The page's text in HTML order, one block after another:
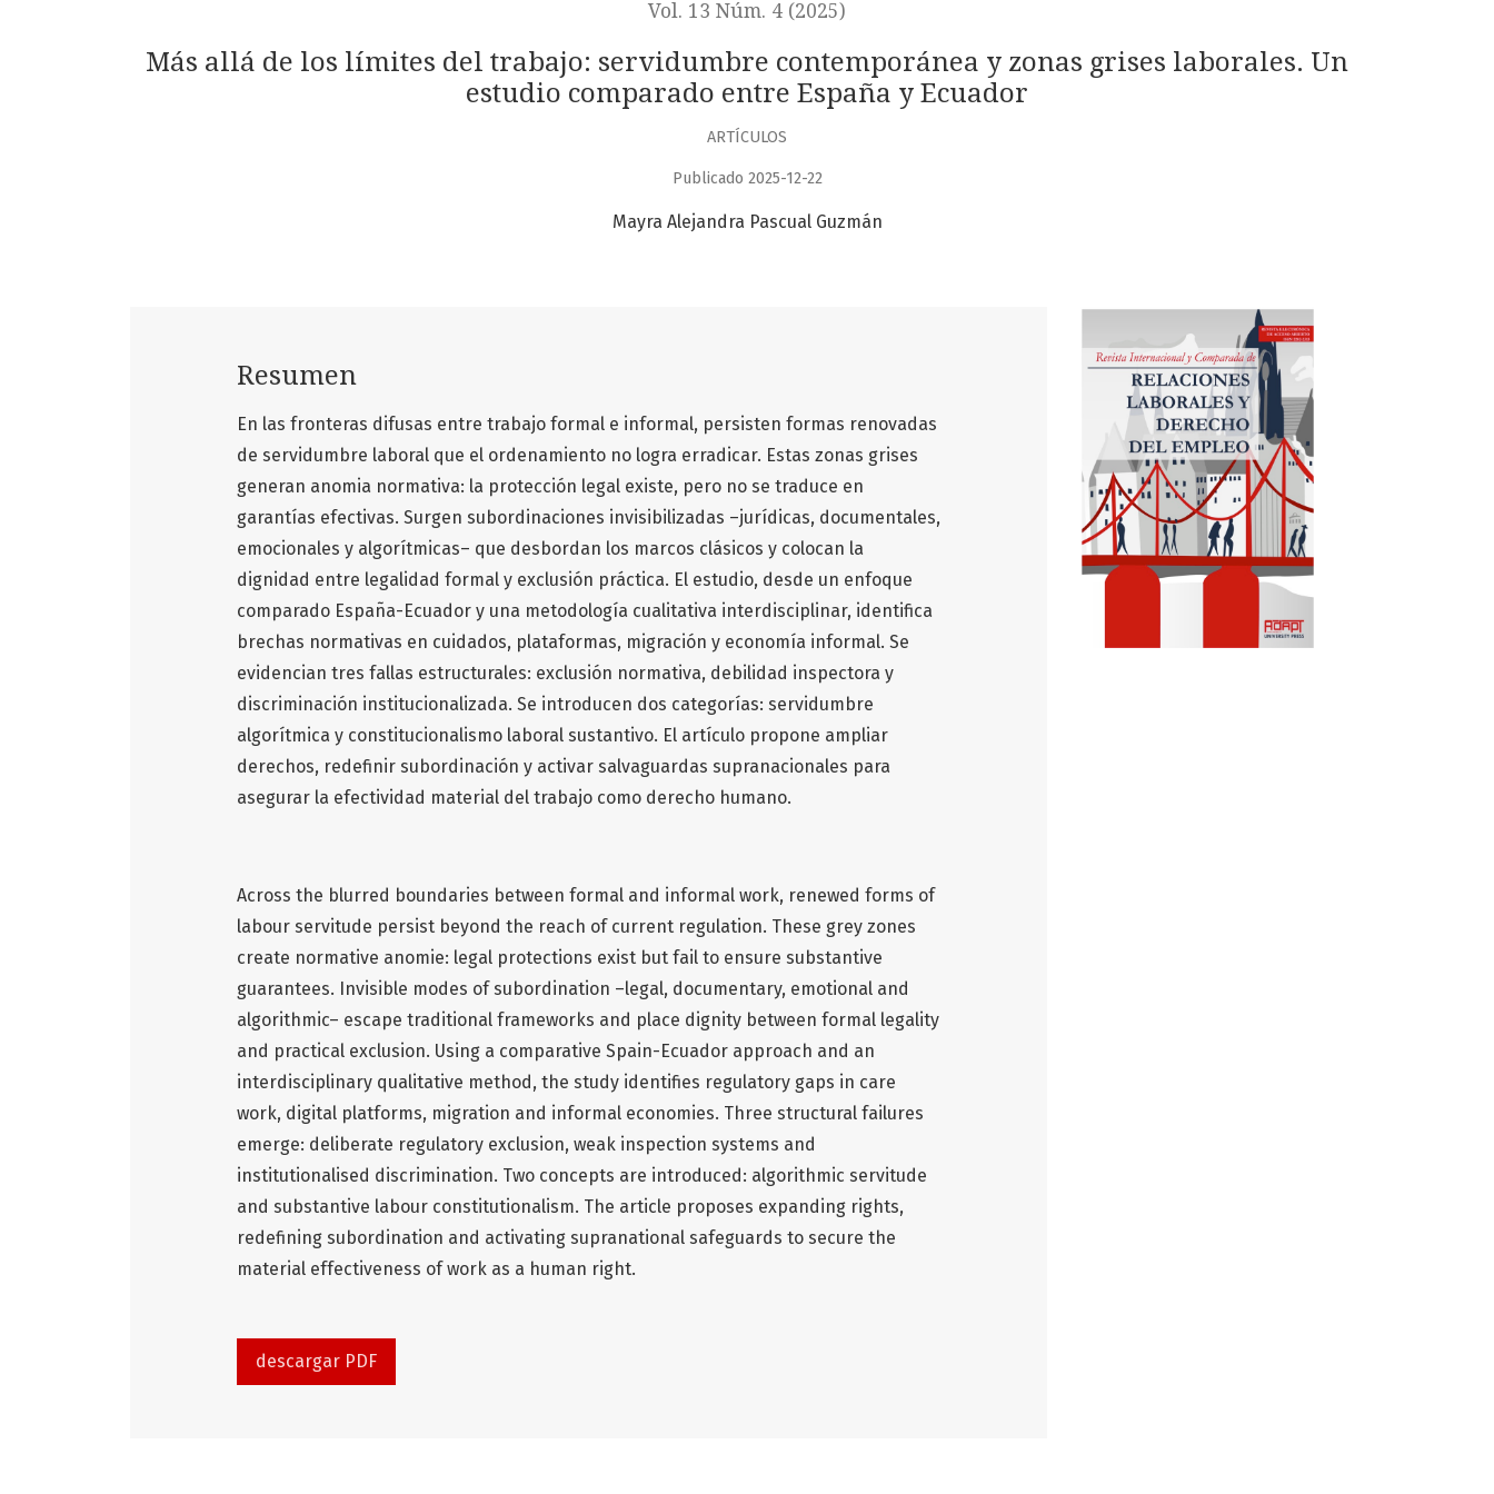
Vol. 13 Núm. 4 (2025)
Más allá de los límites del trabajo: servidumbre contemporánea y zonas grises laborales. Un
estudio comparado entre España y Ecuador
ARTÍCULOS
Publicado 2025-12-22
Mayra Alejandra Pascual Guzmán
Resumen
En las fronteras difusas entre trabajo formal e informal, persisten formas renovadas
de servidumbre laboral que el ordenamiento no logra erradicar. Estas zonas grises
generan anomia normativa: la protección legal existe, pero no se traduce en
garantías efectivas. Surgen subordinaciones invisibilizadas –jurídicas, documentales,
emocionales y algorítmicas– que desbordan los marcos clásicos y colocan la
dignidad entre legalidad formal y exclusión práctica. El estudio, desde un enfoque
comparado España-Ecuador y una metodología cualitativa interdisciplinar, identifica
brechas normativas en cuidados, plataformas, migración y economía informal. Se
evidencian tres fallas estructurales: exclusión normativa, debilidad inspectora y
discriminación institucionalizada. Se introducen dos categorías: servidumbre
algorítmica y constitucionalismo laboral sustantivo. El artículo propone ampliar
derechos, redefinir subordinación y activar salvaguardas supranacionales para
asegurar la efectividad material del trabajo como derecho humano.
Across the blurred boundaries between formal and informal work, renewed forms of
labour servitude persist beyond the reach of current regulation. These grey zones
create normative anomie: legal protections exist but fail to ensure substantive
guarantees. Invisible modes of subordination –legal, documentary, emotional and
algorithmic– escape traditional frameworks and place dignity between formal legality
and practical exclusion. Using a comparative Spain-Ecuador approach and an
interdisciplinary qualitative method, the study identifies regulatory gaps in care
work, digital platforms, migration and informal economies. Three structural failures
emerge: deliberate regulatory exclusion, weak inspection systems and
institutionalised discrimination. Two concepts are introduced: algorithmic servitude
and substantive labour constitutionalism. The article proposes expanding rights,
redefining subordination and activating supranational safeguards to secure the
material effectiveness of work as a human right.
descargar PDF